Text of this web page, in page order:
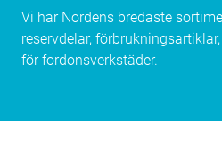
Vi har Nordens bredaste
reservdelar,
för fordonsverkstäder.